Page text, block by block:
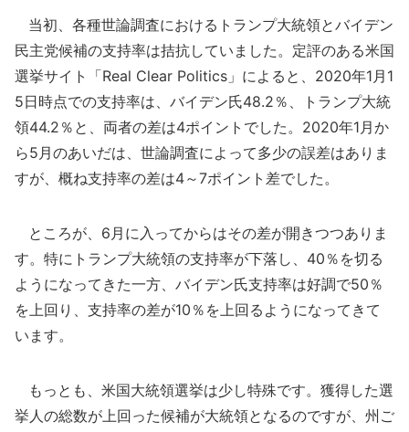
当初、各種世論調査におけるトランプ大統領とバイデン
民主党候補の支持率は拮抗していました。定評のある米国
選挙サイト「Real Clear Politics」によると、2020年1月1
5日時点での支持率は、バイデン氏48.2％、トランプ大統
領44.2％と、両者の差は4ポイントでした。2020年1月か
ら5月のあいだは、世論調査によって多少の誤差はありま
すが、概ね支持率の差は4～7ポイント差でした。
ところが、6月に入ってからはその差が開きつつありま
す。特にトランプ大統領の支持率が下落し、40％を切る
ようになってきた一方、バイデン氏支持率は好調で50％
を上回り、支持率の差が10％を上回るようになってきて
います。
もっとも、米国大統領選挙は少し特殊です。獲得した選
挙人の総数が上回った候補が大統領となるのですが、州ご